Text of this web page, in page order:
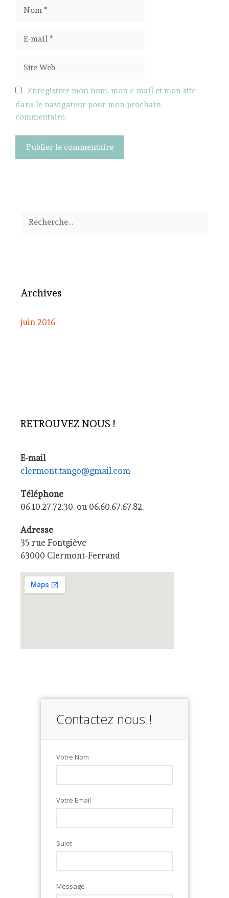
mail
Web
Enregistrer mon nom, mon e-mail et mon site
dans le navigateur pour mon prochain
commentaire.
Archives
juin 2016
RETROUVEZ NOUS !
E-mail
clermont.tango@gmail.com
Téléphone
06.10.27.72.30. ou 06.60.67.67.82.
Adresse
35 rue Fontgiève
63000 Clermont-Ferrand
Contactez nous !
Votre Nom
Votre Email
Sujet
Message